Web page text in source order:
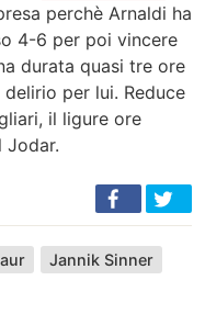
perchè Arnaldi ha
4-6 per poi vincere
durata quasi tre ore
per lui. Reduce
il ligure ore
Jodar.
Jannik Sinner